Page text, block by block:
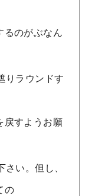
るのがぶなん
りラウンドす
戻すようお願
い。但し、
の